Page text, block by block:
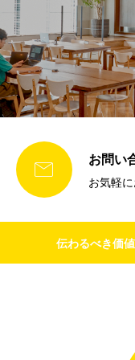
 お問い
お気軽
伝わるべき価